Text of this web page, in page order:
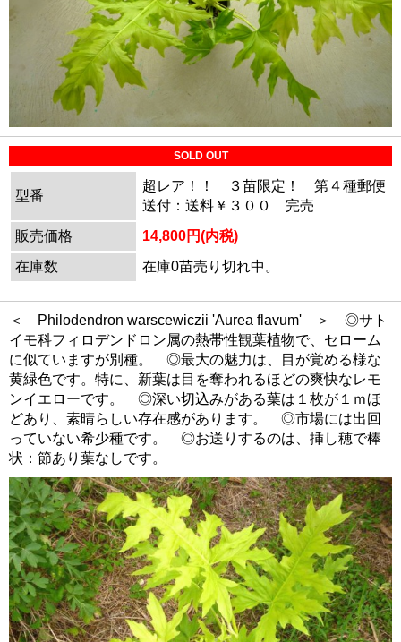
SOLD OUT
型番
超レア！！ ３苗限定！ 第４種郵便
送付：送料￥３００ 完売
販売価格
14,800円(内税)
在庫数
在庫0苗売り切れ中。
＜ Philodendron warscewiczii 'Aurea flavum' ＞ ◎サト
イモ科フィロデンドロン属の熱帯性観葉植物で、セローム
に似ていますが別種。 ◎最大の魅力は、目が覚める様な
黄緑色です。特に、新葉は目を奪われるほどの爽快なレモ
ンイエローです。 ◎深い切込みがある葉は１枚が１ｍほ
どあり、素晴らしい存在感があります。 ◎市場には出回
っていない希少種です。 ◎お送りするのは、挿し穂で棒
状：節あり葉なしです。